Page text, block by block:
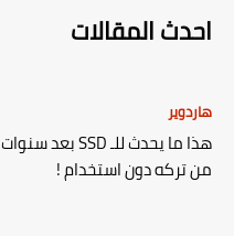
احدث المقالات
هاردوير
هذا ما يحدث للـ SSD بعد سنوات
من تركه دون استخدام !